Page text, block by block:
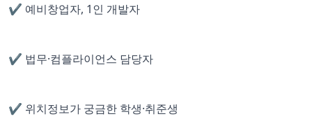
✔️ 예비창업자, 1인 개발자
✔️ 법무·컴플라이언스 담당자
✔️ 위치정보가 궁금한 학생·취준생